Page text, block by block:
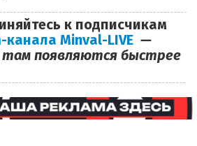
к подписчикам
канала Minval-LIVE —
там появляются быстрее